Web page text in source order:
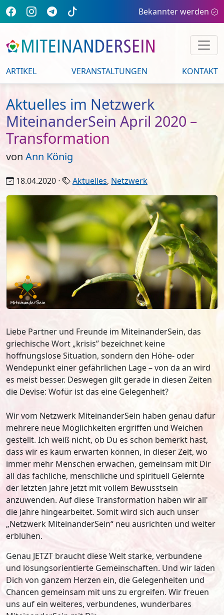
Bekannter werden
ARTIKEL VERANSTALTUNGEN KONTAKT
Aktuelles im Netzwerk
MiteinanderSein April 2020 –
Transformation
von Ann König
18.04.2020 ⋅ Aktuelles, Netzwerk
Liebe Partner und Freunde im MiteinanderSein, das
griechische Wort „krisis” bezeichnet keine
hoffnungslose Situation, sondern den Höhe- oder
Wendepunkt einer gefährlichen Lage – von da an wird
es meist besser. Deswegen gilt gerade in diesen Zeiten
die Devise: Wofür ist das eine Gelegenheit?
Wir vom Netzwerk MiteinanderSein haben genau dafür
mehrere neue Möglichkeiten ergriffen und Weichen
gestellt. Ich weiß nicht, ob Du es schon bemerkt hast,
dass wir es kaum erwarten können, in dieser Zeit, wo
immer mehr Menschen erwachen, gemeinsam mit Dir
all das fachliche, menschliche und spirituell Gelernte
der letzten Jahre jetzt mit vollem Bewusstsein
anzuwenden. Auf diese Transformation haben wir all'
die Jahre hingearbeitet. Somit wird sich auch unser
„Netzwerk MiteinanderSein“ neu ausrichten und weiter
erblühen.
Genau JETZT braucht diese Welt starke, verbundene
und lösungsorientierte Gemeinschaften. Und wir laden
Dich von ganzem Herzen ein, die Gelegenheiten und
Chancen gemeinsam mit uns zu ergreifen. Wir freuen
uns auf ein weiteres, verbundenes, wunderbares